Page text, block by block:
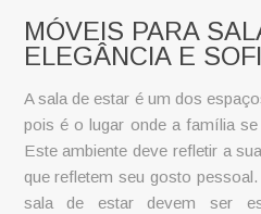
MÓVEIS PARA
ELEGÂNCIA E
A sala de estar é um dos
pois é o lugar onde a família
Este ambiente deve refletir a
que refletem seu gosto
sala de estar devem ser